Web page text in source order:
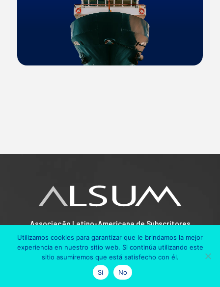
Associação Latino-Americana de Subscritores
Marítimos
Elevamos a qualidade do seguro marítimo na América
Latina por meio de treinamento, conhecimento técnico e
redes de colaboração profissional.
Utilizamos cookies para garantizar que le brindamos la mejor
experiencia en nuestro sitio web. Si continúa utilizando este
sitio asumiremos que está satisfecho con él.
Si
No